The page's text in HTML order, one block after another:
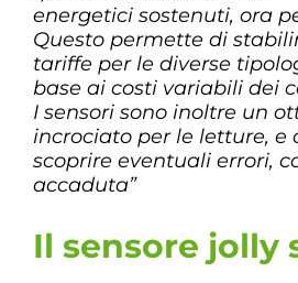
energetici sostenuti, ora
Questo permette di
tariffe per le diverse
base ai costi variabili dei
I sensori sono inoltre un
incrociato per le letture, e
scoprire eventuali errori,
accaduta”
Il sensore jolly